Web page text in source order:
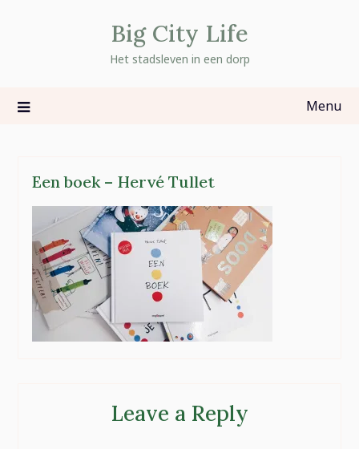
Big City Life
Het stadsleven in een dorp
Menu
Een boek – Hervé Tullet
Leave a Reply